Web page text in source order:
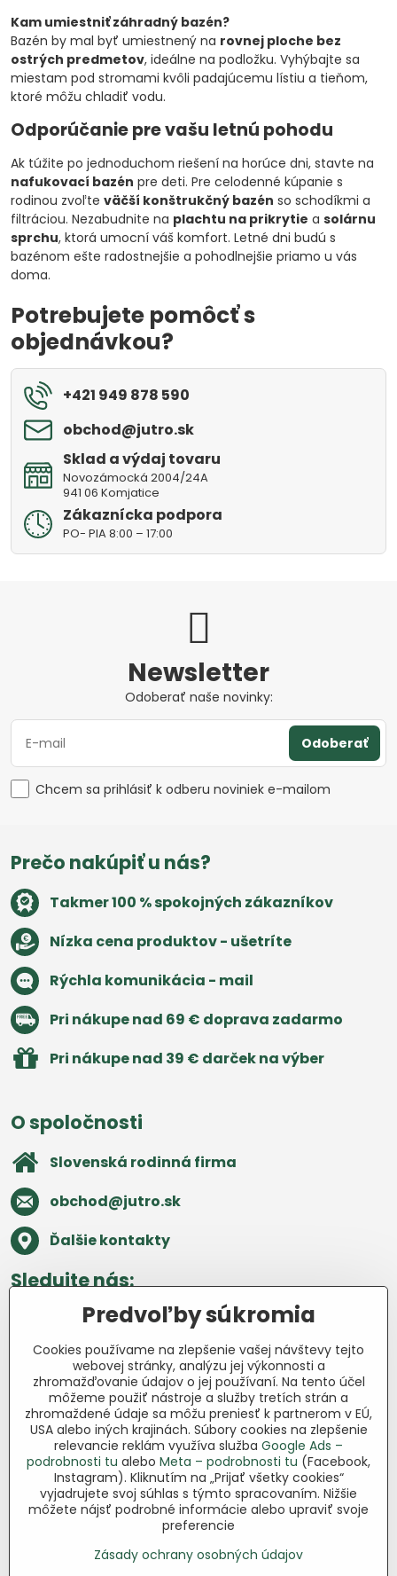
Kam umiestniť záhradný bazén?
Bazén by mal byť umiestnený na rovnej ploche bez
ostrých predmetov, ideálne na podložku. Vyhýbajte sa
miestam pod stromami kvôli padajúcemu lístiu a tieňom,
ktoré môžu chladiť vodu.
Odporúčanie pre vašu letnú pohodu
Ak túžite po jednoduchom riešení na horúce dni, stavte na
nafukovací bazén pre deti. Pre celodenné kúpanie s
rodinou zvoľte väčší konštrukčný bazén so schodíkmi a
filtráciou. Nezabudnite na plachtu na prikrytie a solárnu
sprchu, ktorá umocní váš komfort. Letné dni budú s
bazénom ešte radostnejšie a pohodlnejšie priamo u vás
doma.
Potrebujete pomôcť s
objednávkou?
+421 949 878 590
obchod​@jutro​.sk
Sklad a výdaj tovaru
Novozámocká 2004/24A
941 06 Komjatice
Zákaznícka podpora
PO- PIA 8:00 – 17:00
Newsletter
Odoberať naše novinky:
Odoberať
Chcem sa prihlásiť k odberu noviniek e-mailom
Prečo nakúpiť u nás?
Takmer 100 % spokojných zákazníkov
Nízka cena produktov - ušetríte
Rýchla komunikácia - mail
Pri nákupe nad 69 € doprava zadarmo
Pri nákupe nad 39 € darček na výber
O spoločnosti
Slovenská rodinná firma
obchod​@jutro​.sk
Ďalšie kontakty
Sledujte nás:
Facebook Pinterest Instagram Blog
Všetko o nákupe
Ďakujeme za podporu
Sme slovenský e-shop bez dotácií​.
Fungujeme len vďaka vám – ľuďom, ktorí
veria v poctivú prácu a lásku k pôde​. Každý
nákup na Jutro​.sk nám pomáha pokračovať
v tom, čo má zmysel – pomáhať
záhradkárom zadarmo a srdcom​.
Predvoľby súkromia
Cookies používame na zlepšenie vašej návštevy tejto
webovej stránky, analýzu jej výkonnosti a
zhromažďovanie údajov o jej používaní. Na tento účel
môžeme použiť nástroje a služby tretích strán a
zhromaždené údaje sa môžu preniesť k partnerom v EÚ,
USA alebo iných krajinách. Súbory cookies na zlepšenie
relevancie reklám využíva služba Google Ads –
podrobnosti tu alebo Meta – podrobnosti tu (Facebook,
Instagram). Kliknutím na „Prijať všetky cookies“
vyjadrujete svoj súhlas s týmto spracovaním. Nižšie
môžete nájsť podrobné informácie alebo upraviť svoje
preferencie
Zásady ochrany osobných údajov